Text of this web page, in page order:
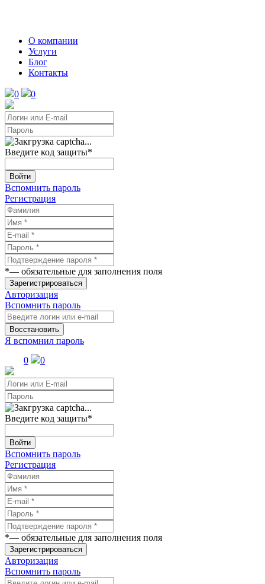
О компании
Услуги
Блог
Контакты
0 0
Введите код защиты*
Войти
Вспомнить пароль
Регистрация
*— обязательные для заполнения поля
Зарегистрироваться
Авторизация
Вспомнить пароль
Восстановить
Я вспомнил пароль
0
0
Введите код защиты*
Войти
Вспомнить пароль
Регистрация
*— обязательные для заполнения поля
Зарегистрироваться
Авторизация
Вспомнить пароль